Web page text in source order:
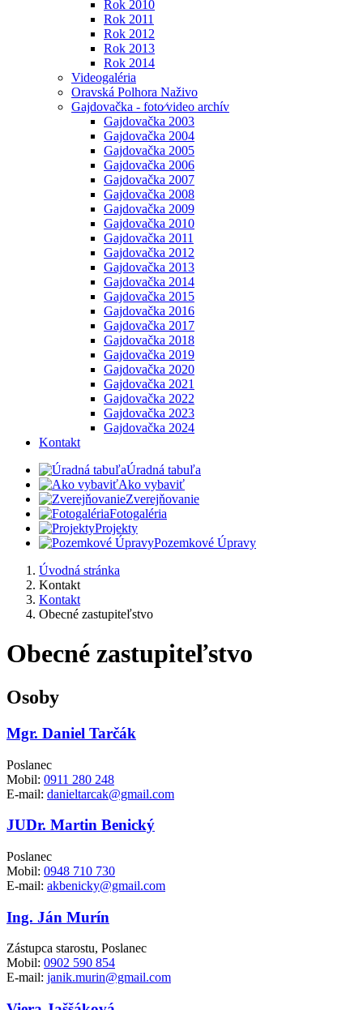
Rok 2010
Rok 2011
Rok 2012
Rok 2013
Rok 2014
Videogaléria
Oravská Polhora Naživo
Gajdovačka - foto⁄video archív
Gajdovačka 2003
Gajdovačka 2004
Gajdovačka 2005
Gajdovačka 2006
Gajdovačka 2007
Gajdovačka 2008
Gajdovačka 2009
Gajdovačka 2010
Gajdovačka 2011
Gajdovačka 2012
Gajdovačka 2013
Gajdovačka 2014
Gajdovačka 2015
Gajdovačka 2016
Gajdovačka 2017
Gajdovačka 2018
Gajdovačka 2019
Gajdovačka 2020
Gajdovačka 2021
Gajdovačka 2022
Gajdovačka 2023
Gajdovačka 2024
Kontakt
Úradná tabuľa
Ako vybaviť
Zverejňovanie
Fotogaléria
Projekty
Pozemkové Úpravy
Úvodná stránka
Kontakt
Kontakt
Obecné zastupiteľstvo
Obecné zastupiteľstvo
Osoby
Mgr. Daniel Tarčák
Poslanec
Mobil: 0911 280 248
E-mail: danieltarcak@gmail.com
JUDr. Martin Benický
Poslanec
Mobil: 0948 710 730
E-mail: akbenicky@gmail.com
Ing. Ján Murín
Zástupca starostu, Poslanec
Mobil: 0902 590 854
E-mail: janik.murin@gmail.com